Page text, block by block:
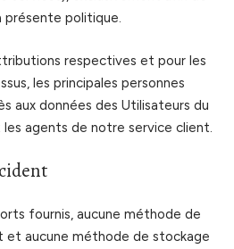
présente politique.
respectives et pour les
les principales personnes
aux données des Utilisateurs du
agents de notre service client.
fournis, aucune méthode de
et aucune méthode de stockage